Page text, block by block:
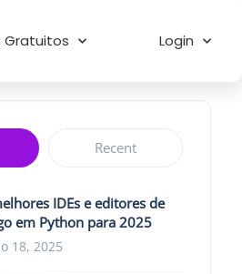
Gratuitos Login
Recent
IDEs e editores de
em Python para 2025
18, 2025